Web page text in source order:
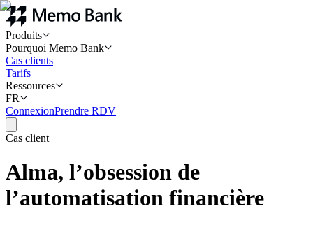
Produits
Pourquoi Memo Bank
Cas clients
Tarifs
Ressources
FR
ConnexionPrendre RDV
Cas client
Alma, l’obsession de
l’automatisation financière